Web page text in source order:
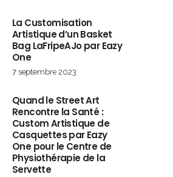
La Customisation
Artistique d’un Basket
Bag LaFripeAJo par Eazy
One
7 septembre 2023
Quand le Street Art
Rencontre la Santé :
Custom Artistique de
Casquettes par Eazy
One pour le Centre de
Physiothérapie de la
Servette